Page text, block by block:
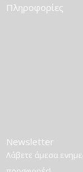
Πληροφορίες
Newsletter
Λάβετε άμεσα